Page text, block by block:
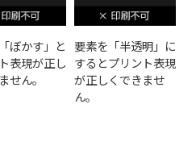
ぼかす」と
表現が正し
せん。
要素を「半透明」に
するとプリント表現
が正しくできませ
ん。